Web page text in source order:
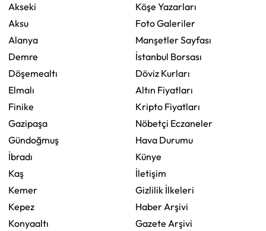
Akseki
Aksu
Alanya
Demre
Döşemealtı
Elmalı
Finike
Gazipaşa
Gündoğmuş
İbradı
Kaş
Kemer
Kepez
Konyaaltı
Köşe Yazarları
Foto Galeriler
Manşetler Sayfası
İstanbul Borsası
Döviz Kurları
Altın Fiyatları
Kripto Fiyatları
Nöbetçi Eczaneler
Hava Durumu
Künye
İletişim
Gizlilik İlkeleri
Haber Arşivi
Gazete Arşivi